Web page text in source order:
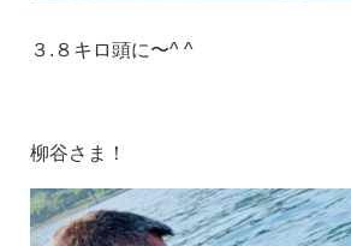
３.８キロ頭に〜^ ^
柳谷さま！